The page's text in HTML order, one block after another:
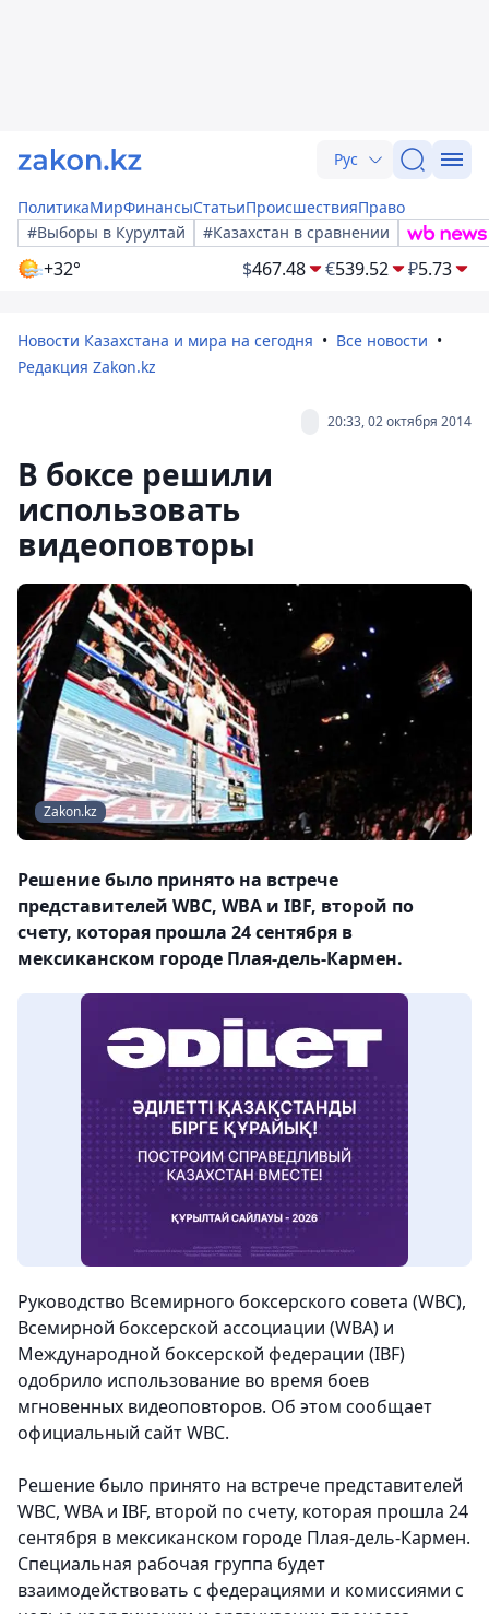
Рус
ПолитикаМирФинансыСтатьиПроисшествияПраво
#Выборы в Курултай
#Казахстан в сравнении
+32° $467.48 €539.52 ₽5.73
Новости Казахстана и мира на сегодня
Все новости
Редакция Zakon.kz
20:33, 02 октября 2014
В боксе решили
использовать
видеоповторы
Zakon.kz
Решение было принято на встрече
представителей WBC, WBA и IBF, второй по
счету, которая прошла 24 сентября в
мексиканском городе Плая-дель-Кармен.
Руководство Всемирного боксерского совета (WBC),
Всемирной боксерской ассоциации (WBA) и
Международной боксерской федерации (IBF)
одобрило использование во время боев
мгновенных видеоповторов. Об этом сообщает
официальный сайт WBC.
Решение было принято на встрече представителей
WBC, WBA и IBF, второй по счету, которая прошла 24
сентября в мексиканском городе Плая-дель-Кармен.
Специальная рабочая группа будет
взаимодействовать с федерациями и комиссиями с